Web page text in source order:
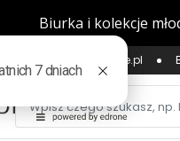
opinii według Zaufane.pl